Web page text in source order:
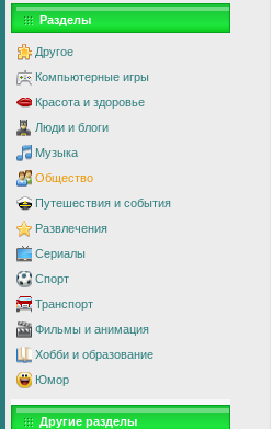
Разделы
Другое
Компьютерные игры
Красота и здоровье
Люди и блоги
Музыка
Общество
Путешествия и события
Развлечения
Сериалы
Спорт
Транспорт
Фильмы и анимация
Хобби и образование
Юмор
Другие разделы